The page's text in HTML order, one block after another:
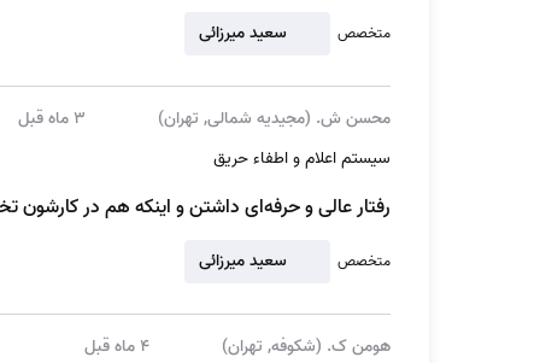
در چه شرایطی برای تعمیر و بازرسی
همان طور که توضیح دادیم، این سیستم‌ها به‌صورت
بازرسی تمام این سیستم را بر اساس اصول و
اگر در هنگام بازرسی دوره‌ای، سیستم اعلام و
ما حساب کنید. تعمیرکاران ما ابتدا با بررسی
به‌خاطر داشته باشید که کوچکترین آسیب یا نقص
متخصص بسپارید تا با تجربه‌ای که دارند، بهترین
متخصص سعید میرزائی
محسن ش. (مجیدیه شمالی, تهران) 3 ماه قبل
سیستم اعلام و اطفاء حریق
رفتار عالی و حرفه‌ای داشتن و اینکه هم در
متخصص سعید میرزائی
هومن ک. (شکوفه, تهران) 4 ماه قبل